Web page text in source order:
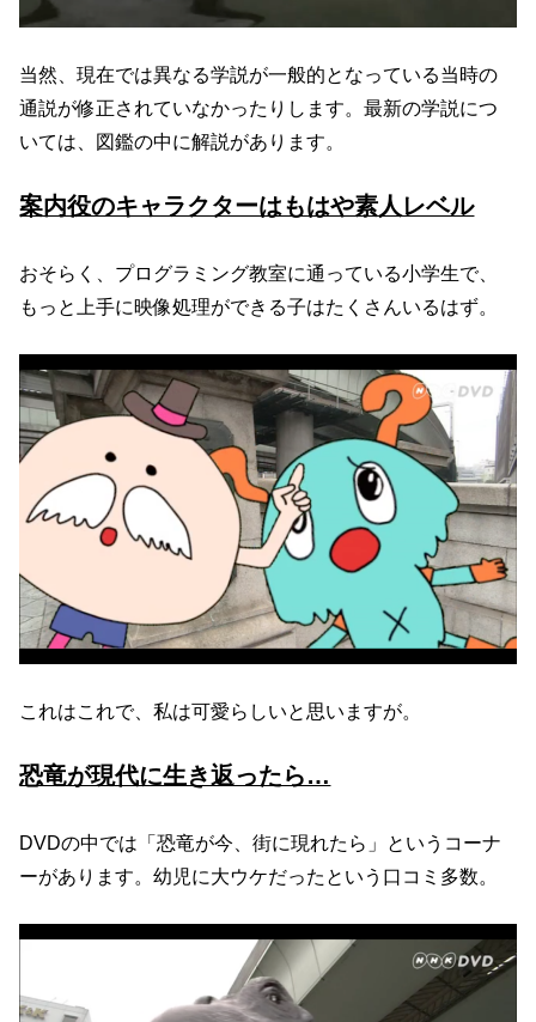
当然、現在では異なる学説が一般的となっている当時の
通説が修正されていなかったりします。最新の学説につ
いては、図鑑の中に解説があります。
案内役のキャラクターはもはや素人レベル
おそらく、プログラミング教室に通っている小学生で、
もっと上手に映像処理ができる子はたくさんいるはず。
これはこれで、私は可愛らしいと思いますが。
恐竜が現代に生き返ったら…
DVDの中では「恐竜が今、街に現れたら」というコーナ
ーがあります。幼児に大ウケだったという口コミ多数。